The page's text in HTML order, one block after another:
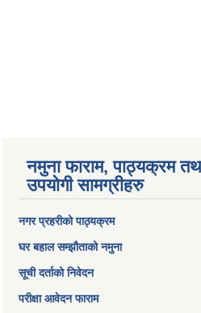
नमुना फाराम, पाठ्यक्रम
उपयोगी सामग्रीहरु
नगर प्रहरीको पाठ्यक्रम
घर बहाल सम्झौताको नमुना
सूची दर्ताको निवेदन
परीक्षा आवेदन फाराम